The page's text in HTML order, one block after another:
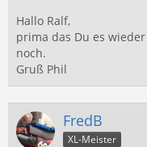
Hallo Ralf,
prima das Du es
noch.
Gruß Phil
FredB
XL-Meister